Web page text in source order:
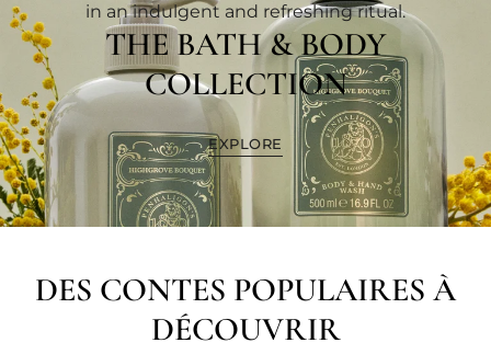
THE BATH & BODY
COLLECTION
in an indulgent and refreshing ritual.
EXPLORE
DES CONTES POPULAIRES À
DÉCOUVRIR